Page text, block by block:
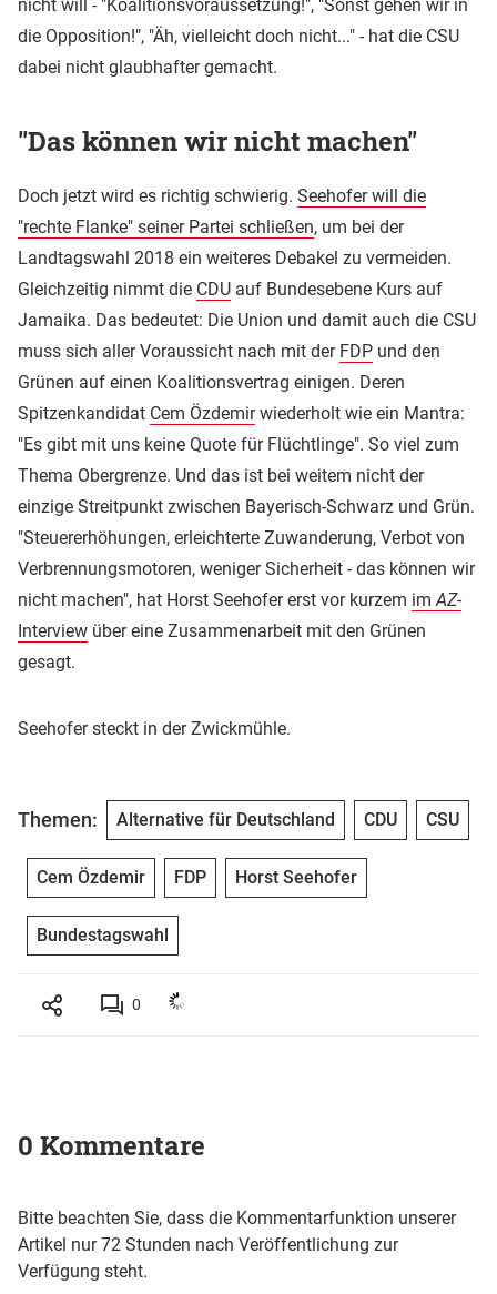
nicht will - "Koalitionsvoraussetzung!", "Sonst gehen wir in
die Opposition!", "Äh, vielleicht doch nicht..." - hat die CSU
dabei nicht glaubhafter gemacht.
"Das können wir nicht machen"
Doch jetzt wird es richtig schwierig. Seehofer will die
"rechte Flanke" seiner Partei schließen, um bei der
Landtagswahl 2018 ein weiteres Debakel zu vermeiden.
Gleichzeitig nimmt die CDU auf Bundesebene Kurs auf
Jamaika. Das bedeutet: Die Union und damit auch die CSU
muss sich aller Voraussicht nach mit der FDP und den
Grünen auf einen Koalitionsvertrag einigen. Deren
Spitzenkandidat Cem Özdemirwiederholt wie ein Mantra:
"Es gibt mit uns keine Quote für Flüchtlinge". So viel zum
Thema Obergrenze. Und das ist bei weitem nicht der
einzige Streitpunkt zwischen Bayerisch-Schwarz und Grün.
"Steuererhöhungen, erleichterte Zuwanderung, Verbot von
Verbrennungsmotoren, weniger Sicherheit - das können wir
nicht machen", hat Horst Seehofer erst vor kurzem im AZ-
Interview über eine Zusammenarbeit mit den Grünen
gesagt.
Seehofer steckt in der Zwickmühle.
Themen: Alternative für Deutschland CDU CSU
Cem Özdemir FDP Horst Seehofer
Bundestagswahl
0
0 Kommentare
Bitte beachten Sie, dass die Kommentarfunktion unserer
Artikel nur 72 Stunden nach Veröffentlichung zur
Verfügung steht.